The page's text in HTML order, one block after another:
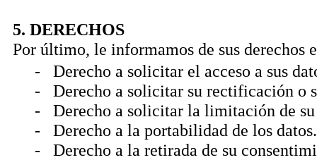
5. DERECHOS
Por último, le informamos de sus derechos
- Derecho a solicitar el acceso a sus
- Derecho a solicitar su rectificación o
- Derecho a solicitar la limitación de
- Derecho a la portabilidad de los datos.
- Derecho a la retirada de su